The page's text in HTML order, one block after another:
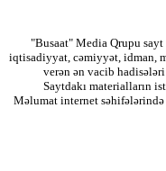
"Busaat" Media Qrupu
iqtisadiyyat, cəmiyyət, idman,
verən ən vacib
Saytdakı materialların
Məlumat internet